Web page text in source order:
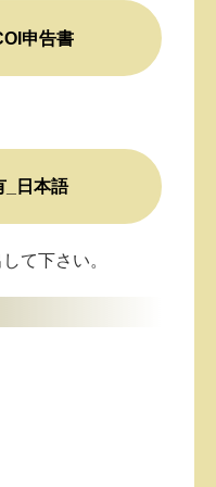
申告書
_日本語
て下さい。